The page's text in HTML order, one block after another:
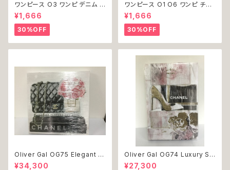
ワンピース O3 ワンピ デニム プ
リーツ レース 女の子 犬 犬服
小型 猫 服 洋服 ペット dog ド
ッグウェア おしゃれ かわいい 返
品交換不可
¥1,666
30%OFF
ワンピース O1 O6 ワンピ チュ
ール レース 花 フラワー 女の子
犬 犬服 小型 猫 服 洋服 ペット
dog ドッグウェア おしゃれ かわ
いい 返品交換不可
¥1,666
30%OFF
Oliver Gal OG75 Elegant E
ssentials Paris 絵 アート イ
¥34,300
Oliver Gal OG74 Luxury St
acked Shoes Rose Giftbo
¥27,300